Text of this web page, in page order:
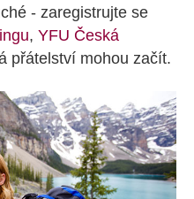
- zaregistrujte se
, YFU Česká
přátelství mohou začít.